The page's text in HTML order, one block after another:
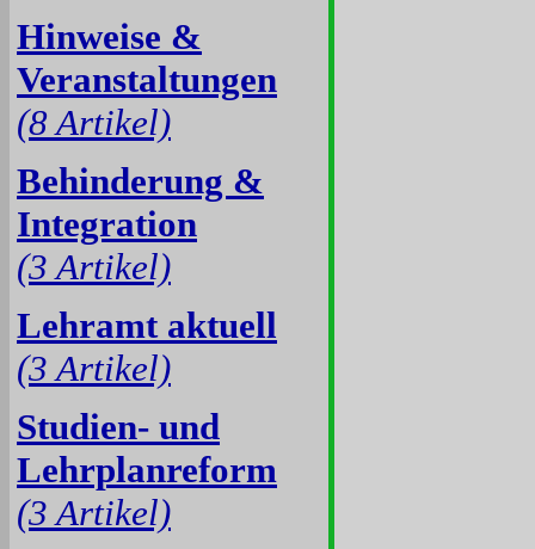
Hinweise &
Veranstaltungen
(8 Artikel)
Behinderung &
Integration
(3 Artikel)
Lehramt aktuell
(3 Artikel)
Studien- und
Lehrplanreform
(3 Artikel)